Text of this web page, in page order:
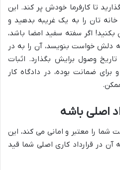
تا کارفرما خودش پر کند. این
تان را به یک غریبه بدهید و
بکنید! اگر سفته سفید امضا باشد،
دلش خواست بنویسد، آن را به در
وصول برایش بگذارد. اثبات
ضمانت بوده، در دادگاه کار
اصلی باشه
را معتبر و امانی می کند، این
در قرارداد کاری اصلی شما قید